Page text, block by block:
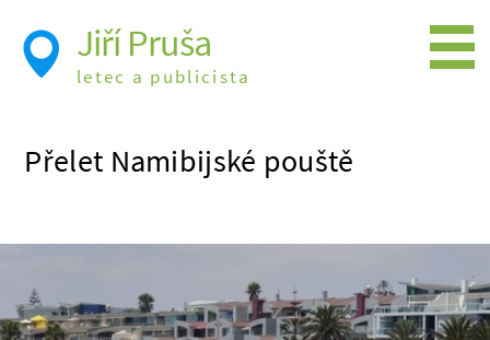
Přelet Namibijské pouště
Jiří Pruša
letec a publicista
Foto
Moje knížky